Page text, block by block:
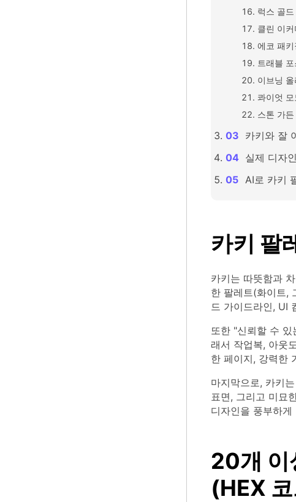
럭스 골드
클린 이
에코 패키
트래블
이브닝
콰이엇 모
스톤 가
카키와 잘
실제 디자
AI로 카키
카키 팔
카키는 따뜻함과
한 팔레트(화이트,
드 가이드라인, UI
또한 "신뢰할 수
래서 작업복, 아웃
한 페이지, 강력한
마지막으로, 카키
표면, 그리고 미묘
디자인을 풍부하게
20개 이
(HEX